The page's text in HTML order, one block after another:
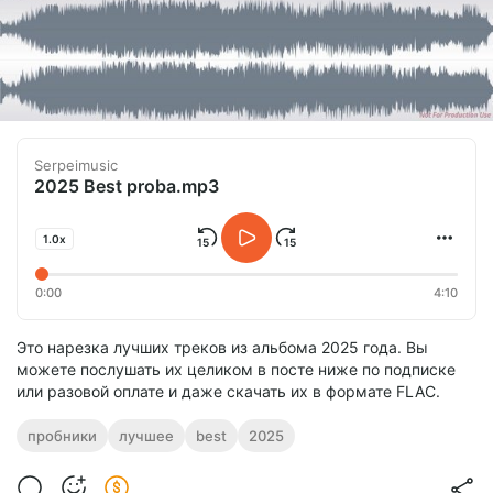
Serpeimusic
2025 Best proba.mp3
1.0x
0:00 4:10
Это нарезка лучших треков из альбома 2025 года. Вы
можете послушать их целиком в посте ниже по подписке
или разовой оплате и даже скачать их в формате FLAC.
пробники лучшее best 2025